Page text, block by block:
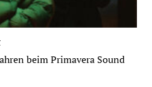
beim Primavera Sound